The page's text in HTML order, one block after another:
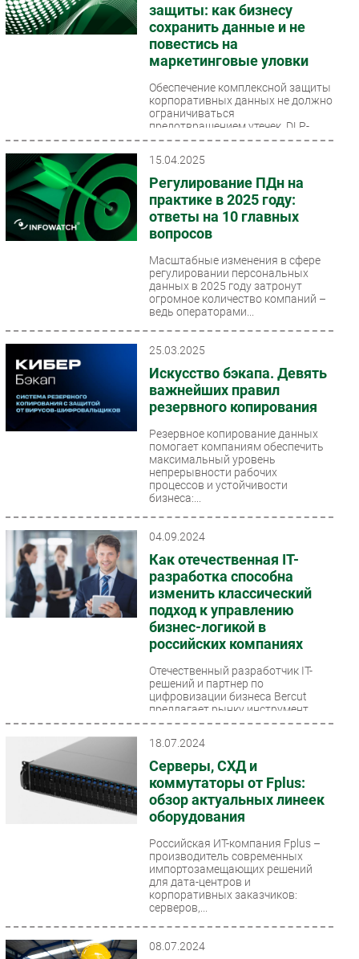
защиты: как бизнесу
сохранить данные и не
повестись на
маркетинговые уловки
Обеспечение комплексной защиты
корпоративных данных не должно
ограничиваться
предотвращением утечек. DLP-
системы действительно успешно...
15.04.2025
Регулирование ПДн на
практике в 2025 году:
ответы на 10 главных
вопросов
Масштабные изменения в сфере
регулировании персональных
данных в 2025 году затронут
огромное количество компаний –
ведь операторами...
25.03.2025
Искусство бэкапа. Девять
важнейших правил
резервного копирования
Резервное копирование данных
помогает компаниям обеспечить
максимальный уровень
непрерывности рабочих
процессов и устойчивости
бизнеса:...
04.09.2024
Как отечественная IT-
разработка способна
изменить классический
подход к управлению
бизнес-логикой в
российских компаниях
Отечественный разработчик IT-
решений и партнер по
цифровизации бизнеса Bercut
предлагает рынку инструмент,
который позволяет вносить...
18.07.2024
Серверы, СХД и
коммутаторы от Fplus:
обзор актуальных линеек
оборудования
Российская ИТ-компания Fplus –
производитель современных
импортозамещающих решений
для дата-центров и
корпоративных заказчиков:
серверов,...
08.07.2024